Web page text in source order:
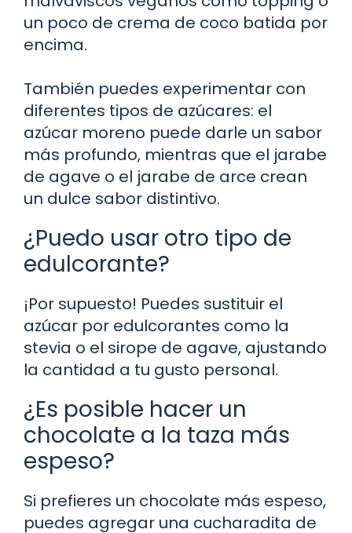
un poco de crema de coco batida por
encima.
También puedes experimentar con
diferentes tipos de azúcares: el
azúcar moreno puede darle un sabor
más profundo, mientras que el jarabe
de agave o el jarabe de arce crean
un dulce sabor distintivo.
¿Puedo usar otro tipo de
edulcorante?
¡Por supuesto! Puedes sustituir el
azúcar por edulcorantes como la
stevia o el sirope de agave, ajustando
la cantidad a tu gusto personal.
¿Es posible hacer un
chocolate a la taza más
espeso?
Si prefieres un chocolate más espeso,
puedes agregar una cucharadita de